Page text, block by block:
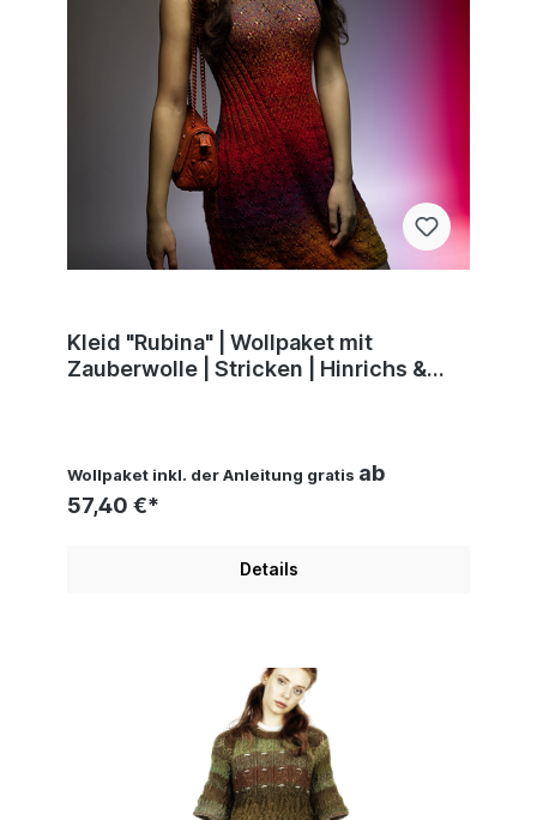
Kleid "Rubina" | Wollpaket mit
Zauberwolle | Stricken | Hinrichs &
Wollpaket inkl. der Anleitung gratis ab
57,40 €*
Details